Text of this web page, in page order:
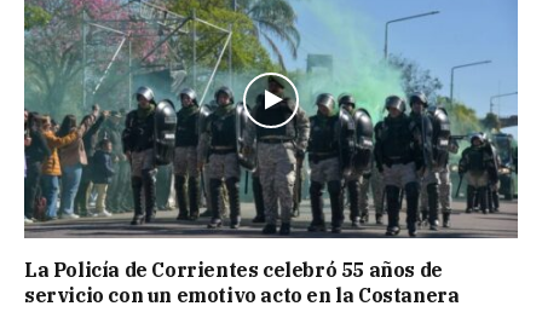
La Policía de Corrientes celebró 55 años de
servicio con un emotivo acto en la Costanera